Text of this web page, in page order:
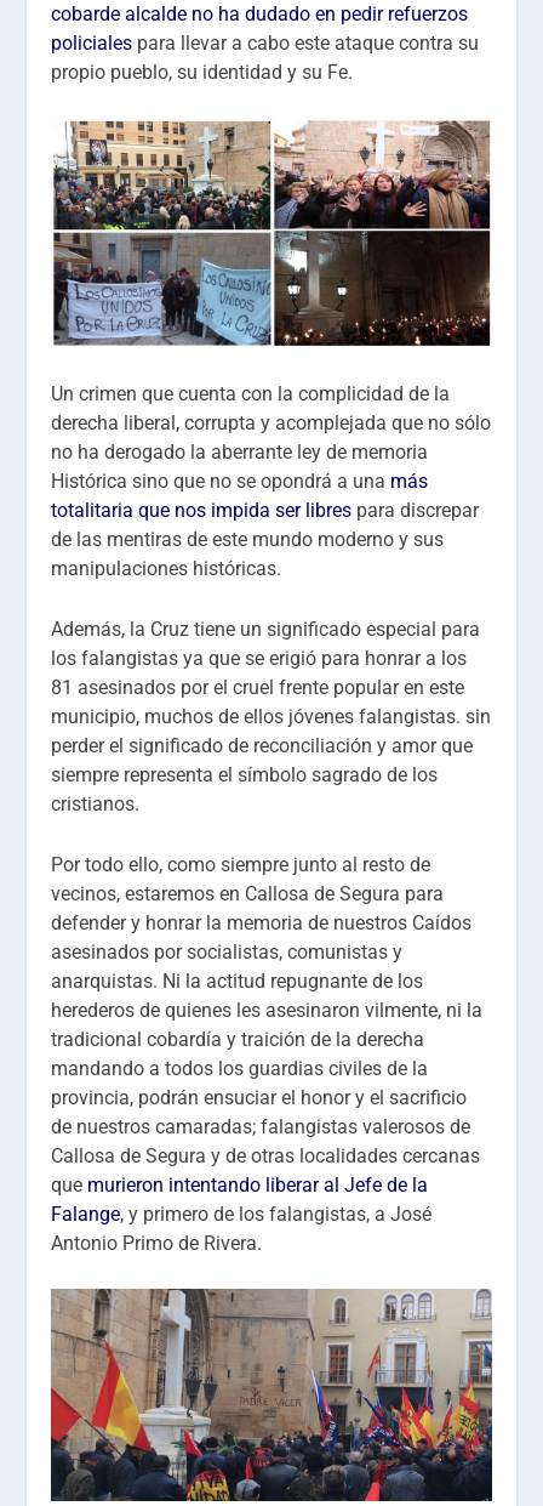
cobarde alcalde no ha dudado en pedir refuerzos
policiales para llevar a cabo este ataque contra su
propio pueblo, su identidad y su Fe.
Un crimen que cuenta con la complicidad de la
derecha liberal, corrupta y acomplejada que no sólo
no ha derogado la aberrante ley de memoria
Histórica sino que no se opondrá a una más
totalitaria que nos impida ser libres para discrepar
de las mentiras de este mundo moderno y sus
manipulaciones históricas.
Además, la Cruz tiene un significado especial para
los falangistas ya que se erigió para honrar a los
81 asesinados por el cruel frente popular en este
municipio, muchos de ellos jóvenes falangistas. sin
perder el significado de reconciliación y amor que
siempre representa el símbolo sagrado de los
cristianos.
Por todo ello, como siempre junto al resto de
vecinos, estaremos en Callosa de Segura para
defender y honrar la memoria de nuestros Caídos
asesinados por socialistas, comunistas y
anarquistas. Ni la actitud repugnante de los
herederos de quienes les asesinaron vilmente, ni la
tradicional cobardía y traición de la derecha
mandando a todos los guardias civiles de la
provincia, podrán ensuciar el honor y el sacrificio
de nuestros camaradas; falangistas valerosos de
Callosa de Segura y de otras localidades cercanas
que murieron intentando liberar al Jefe de la
Falange, y primero de los falangistas, a José
Antonio Primo de Rivera.